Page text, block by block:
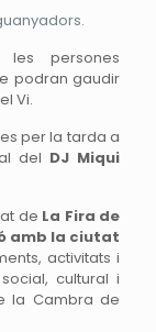
persones
podran gaudir
Vi.
per la tarda a
del DJ Miqui
de La Fira de
amb la ciutat
activitats i
cultural i
la Cambra de